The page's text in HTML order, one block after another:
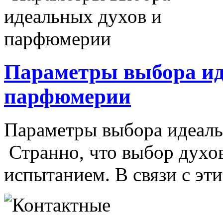
Параметры выбора
парфюмерии
Параметры выбора
Странно, что выбор
испытанием. В связи с